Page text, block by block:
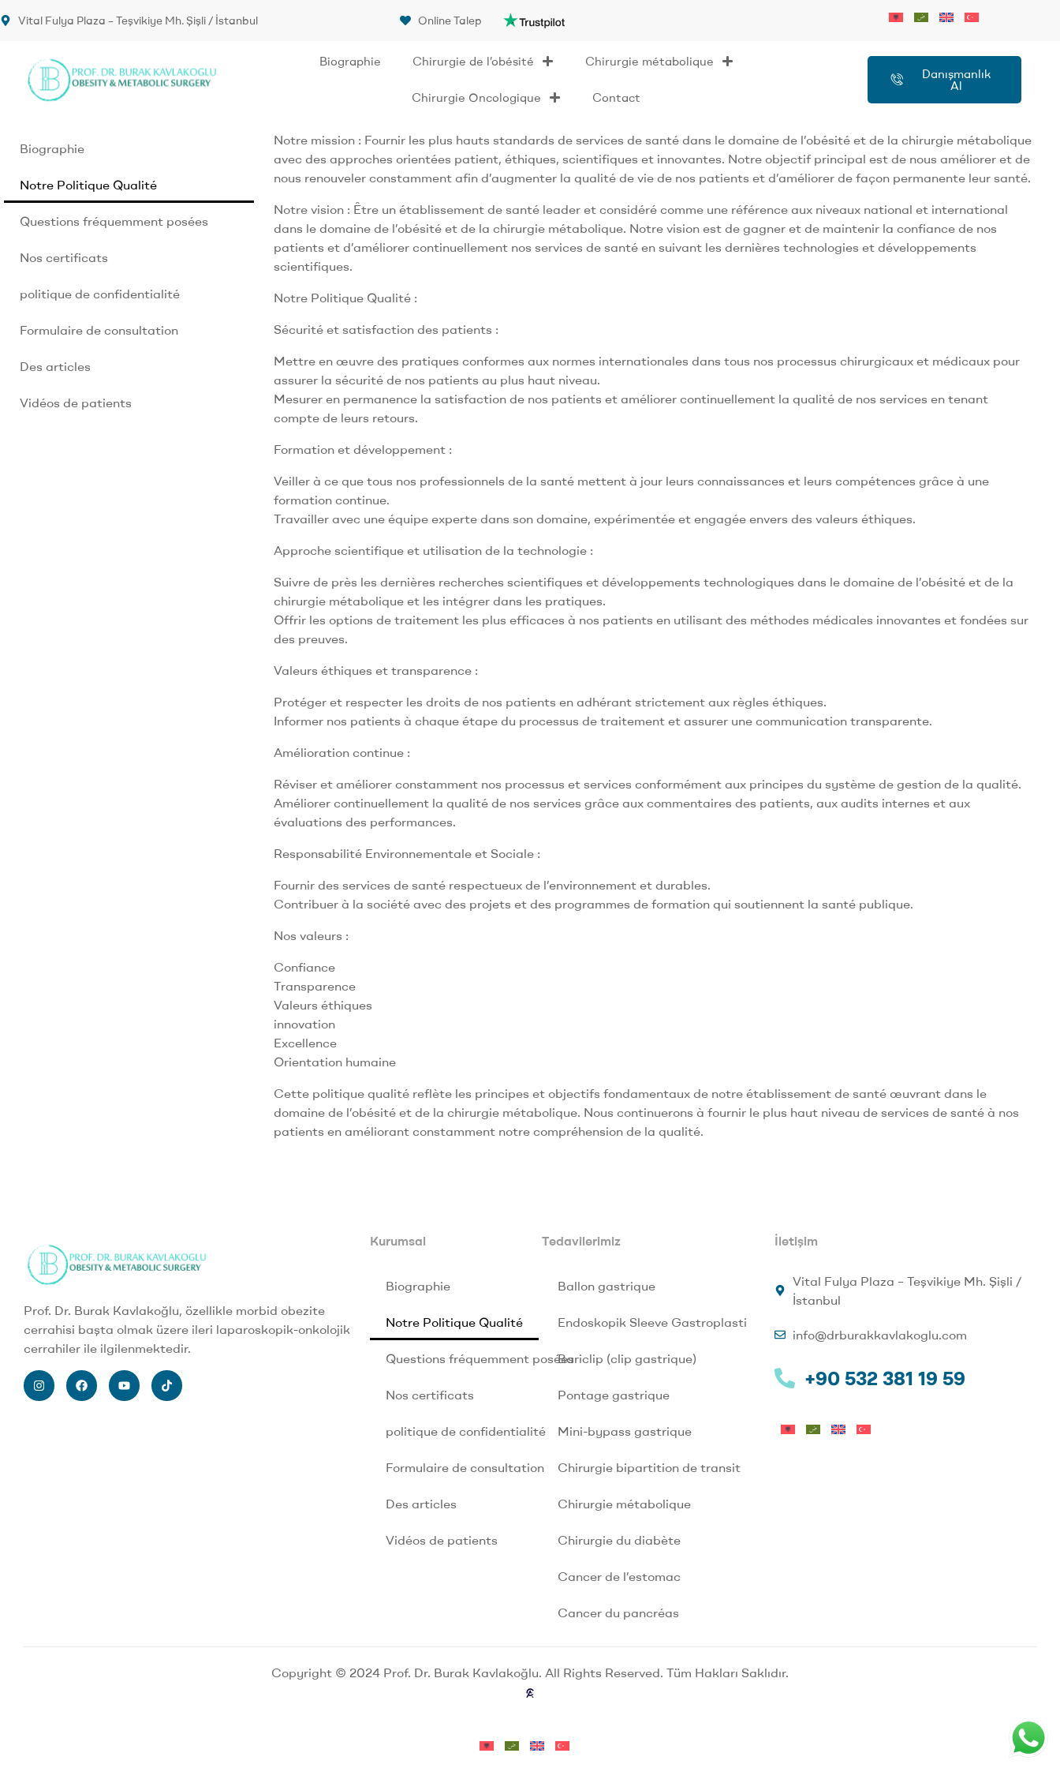
Vital Fulya Plaza – Teşvikiye Mh. Şişli / İstanbul Online Talep
Biographie Chirurgie de l’obésité Chirurgie métabolique
Chirurgie Oncologique Contact
Danışmanlık
Al
Biographie
Notre Politique Qualité
Questions fréquemment posées
Nos certificats
politique de confidentialité
Formulaire de consultation
Des articles
Vidéos de patients
Notre mission : Fournir les plus hauts standards de services de santé dans le domaine de l’obésité et de la chirurgie métabolique
avec des approches orientées patient, éthiques, scientifiques et innovantes. Notre objectif principal est de nous améliorer et de
nous renouveler constamment afin d’augmenter la qualité de vie de nos patients et d’améliorer de façon permanente leur santé.
Notre vision : Être un établissement de santé leader et considéré comme une référence aux niveaux national et international
dans le domaine de l’obésité et de la chirurgie métabolique. Notre vision est de gagner et de maintenir la confiance de nos
patients et d’améliorer continuellement nos services de santé en suivant les dernières technologies et développements
scientifiques.
Notre Politique Qualité :
Sécurité et satisfaction des patients :
Mettre en œuvre des pratiques conformes aux normes internationales dans tous nos processus chirurgicaux et médicaux pour
assurer la sécurité de nos patients au plus haut niveau.
Mesurer en permanence la satisfaction de nos patients et améliorer continuellement la qualité de nos services en tenant
compte de leurs retours.
Formation et développement :
Veiller à ce que tous nos professionnels de la santé mettent à jour leurs connaissances et leurs compétences grâce à une
formation continue.
Travailler avec une équipe experte dans son domaine, expérimentée et engagée envers des valeurs éthiques.
Approche scientifique et utilisation de la technologie :
Suivre de près les dernières recherches scientifiques et développements technologiques dans le domaine de l’obésité et de la
chirurgie métabolique et les intégrer dans les pratiques.
Offrir les options de traitement les plus efficaces à nos patients en utilisant des méthodes médicales innovantes et fondées sur
des preuves.
Valeurs éthiques et transparence :
Protéger et respecter les droits de nos patients en adhérant strictement aux règles éthiques.
Informer nos patients à chaque étape du processus de traitement et assurer une communication transparente.
Amélioration continue :
Réviser et améliorer constamment nos processus et services conformément aux principes du système de gestion de la qualité.
Améliorer continuellement la qualité de nos services grâce aux commentaires des patients, aux audits internes et aux
évaluations des performances.
Responsabilité Environnementale et Sociale :
Fournir des services de santé respectueux de l’environnement et durables.
Contribuer à la société avec des projets et des programmes de formation qui soutiennent la santé publique.
Nos valeurs :
Confiance
Transparence
Valeurs éthiques
innovation
Excellence
Orientation humaine
Cette politique qualité reflète les principes et objectifs fondamentaux de notre établissement de santé œuvrant dans le
domaine de l’obésité et de la chirurgie métabolique. Nous continuerons à fournir le plus haut niveau de services de santé à nos
patients en améliorant constamment notre compréhension de la qualité.
Prof. Dr. Burak Kavlakoğlu, özellikle morbid obezite
cerrahisi başta olmak üzere ileri laparoskopik-onkolojik
cerrahiler ile ilgilenmektedir.
Kurumsal
Biographie
Notre Politique Qualité
Questions fréquemment posées
Nos certificats
politique de confidentialité
Formulaire de consultation
Des articles
Vidéos de patients
Tedavilerimiz
Ballon gastrique
Endoskopik Sleeve Gastroplasti
Bariclip (clip gastrique)
Pontage gastrique
Mini-bypass gastrique
Chirurgie bipartition de transit
Chirurgie métabolique
Chirurgie du diabète
Cancer de l’estomac
Cancer du pancréas
İletişim
Vital Fulya Plaza – Teşvikiye Mh. Şişli /
İstanbul
info@drburakkavlakoglu.com
+90 532 381 19 59
Copyright © 2024 Prof. Dr. Burak Kavlakoğlu. All Rights Reserved. Tüm Hakları Saklıdır.